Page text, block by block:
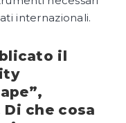
internazionali.
il
che cosa